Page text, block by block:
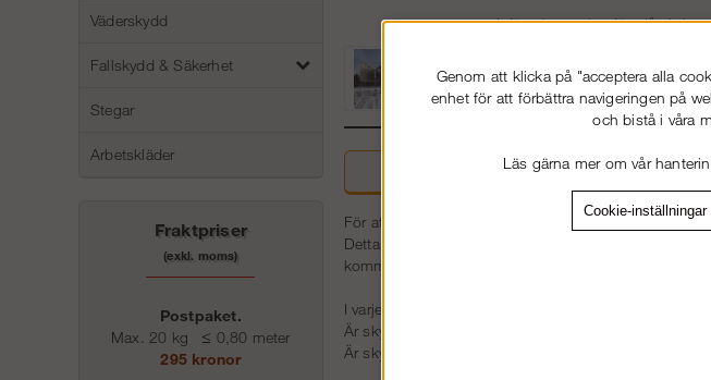
Väderskydd
Fallskydd & Säkerhet
Stegar
Arbetskläder
Fraktpriser
(exkl. moms)
Postpaket.
Max. 20 kg
≤ 0,80 meter
295 kronor
Infästningspaket för plåtskyltar
Beskrivning
För att montera plåtskyltar på skyltställningen behövs
Detta gör dina plåtskyltar mer lättmonterade då du
kommer utanför de runda kransarna på ställningen,
I varje paket ingår det 3 st 6 m stålrör och 12 st fasta
Är skylten 3 m bred behövs det 1 st paket / sida.
Är skylten 6 m bred behövs det 2 st paket / sida.
Genom att klicka på "acceptera alla
enhet för att förbättra navigeringen på
och bistå i våra
Läs gärna mer om vår
Cookie-inställningar
VÄLKOMMEN